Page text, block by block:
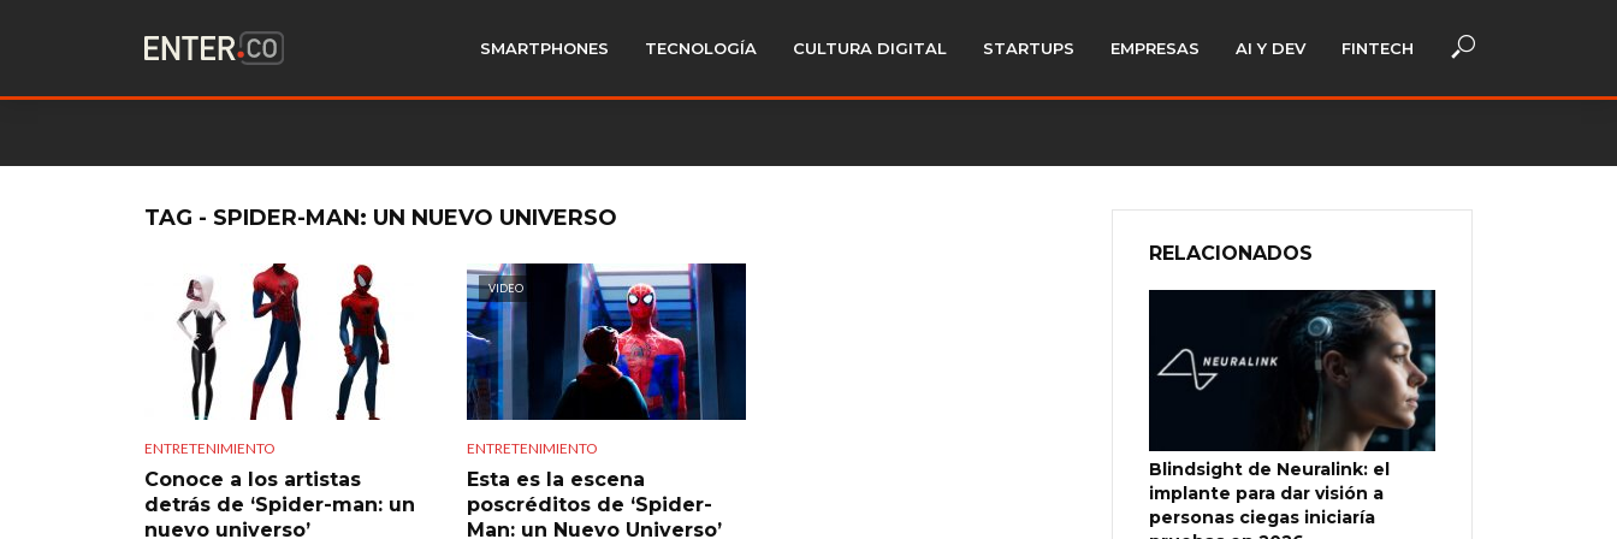
SMARTPHONES TECNOLOGÍA CULTURA DIGITAL STARTUPS EMPRESAS AI Y DEV FINTECH
TAG - SPIDER-MAN: UN NUEVO UNIVERSO
ENTRETENIMIENTO
Conoce a los artistas
detrás de ‘Spider-man: un
nuevo universo’
VIDEO
ENTRETENIMIENTO
Esta es la escena
poscréditos de ‘Spider-
Man: un Nuevo Universo’
RELACIONADOS
Blindsight de Neuralink: el
implante para dar visión a
personas ciegas iniciaría